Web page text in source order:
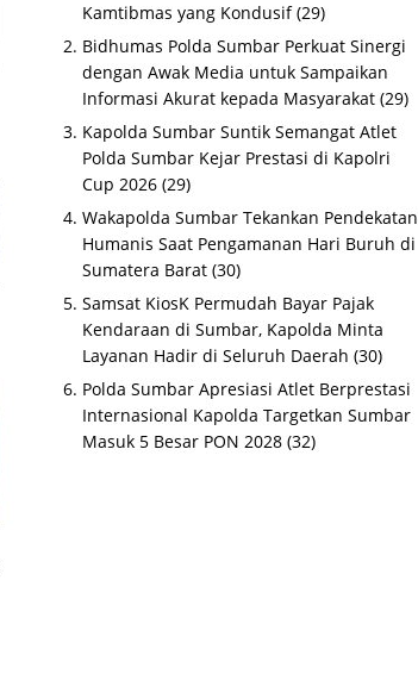
Kamtibmas yang Kondusif (29)
Bidhumas Polda Sumbar Perkuat Sinergi
dengan Awak Media untuk Sampaikan
Informasi Akurat kepada Masyarakat (29)
Kapolda Sumbar Suntik Semangat Atlet
Polda Sumbar Kejar Prestasi di Kapolri
Cup 2026 (29)
Wakapolda Sumbar Tekankan Pendekatan
Humanis Saat Pengamanan Hari Buruh di
Sumatera Barat (30)
Samsat KiosK Permudah Bayar Pajak
Kendaraan di Sumbar, Kapolda Minta
Layanan Hadir di Seluruh Daerah (30)
Polda Sumbar Apresiasi Atlet Berprestasi
Internasional Kapolda Targetkan Sumbar
Masuk 5 Besar PON 2028 (32)